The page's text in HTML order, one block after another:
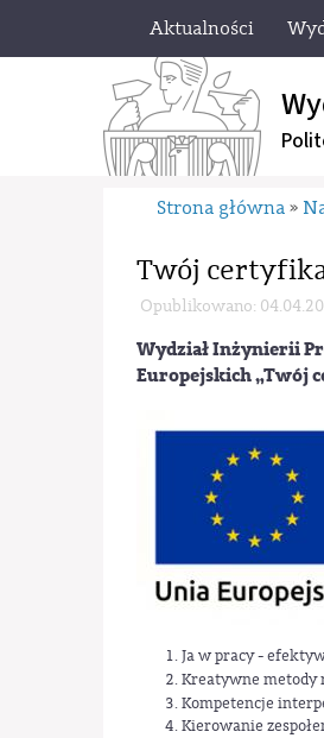
Aktualności
Strona główna »
Twój
Opublikowano:
Wydział Inżynierii
Europejskich„Twój
Ja w pracy -
Kreatywne metody
Kompetencje
Kierowanie